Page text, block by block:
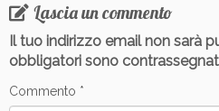
Lascia un commento
Il tuo indirizzo email non sarà
obbligatori sono
Commento *